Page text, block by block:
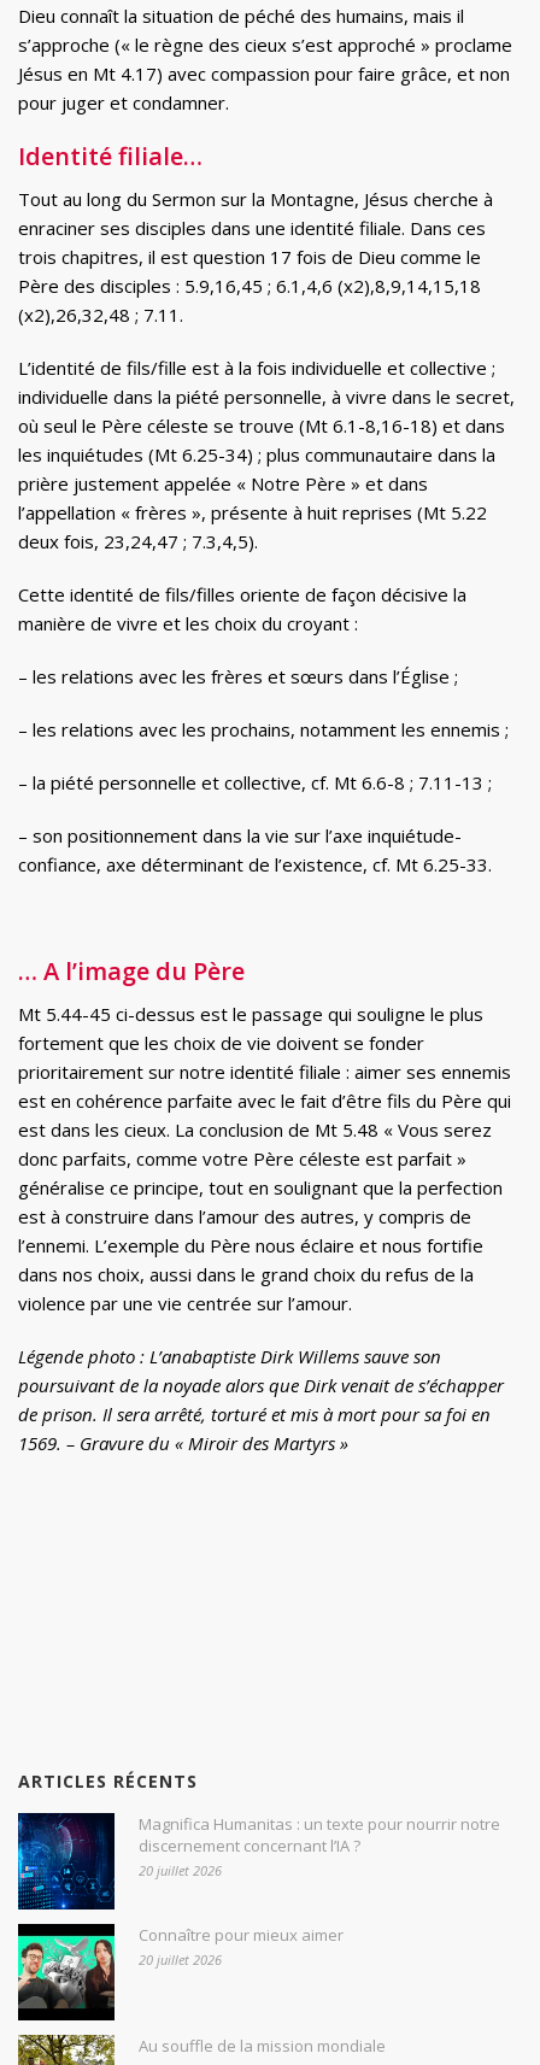
Dieu connaît la situation de péché des humains, mais il
s’approche (« le règne des cieux s’est approché » proclame
Jésus en Mt 4.17) avec compassion pour faire grâce, et non
pour juger et condamner.
Identité filiale…
Tout au long du Sermon sur la Montagne, Jésus cherche à
enraciner ses disciples dans une identité filiale. Dans ces
trois chapitres, il est question 17 fois de Dieu comme le
Père des disciples : 5.9,16,45 ; 6.1,4,6 (x2),8,9,14,15,18
(x2),26,32,48 ; 7.11.
L’identité de fils/fille est à la fois individuelle et collective ;
individuelle dans la piété personnelle, à vivre dans le secret,
où seul le Père céleste se trouve (Mt 6.1-8,16-18) et dans
les inquiétudes (Mt 6.25-34) ; plus communautaire dans la
prière justement appelée « Notre Père » et dans
l’appellation « frères », présente à huit reprises (Mt 5.22
deux fois, 23,24,47 ; 7.3,4,5).
Cette identité de fils/filles oriente de façon décisive la
manière de vivre et les choix du croyant :
– les relations avec les frères et sœurs dans l’Église ;
– les relations avec les prochains, notamment les ennemis ;
– la piété personnelle et collective, cf. Mt 6.6-8 ; 7.11-13 ;
– son positionnement dans la vie sur l’axe inquiétude-
confiance, axe déterminant de l’existence, cf. Mt 6.25-33.
… A l’image du Père
Mt 5.44-45 ci-dessus est le passage qui souligne le plus
fortement que les choix de vie doivent se fonder
prioritairement sur notre identité filiale : aimer ses ennemis
est en cohérence parfaite avec le fait d’être fils du Père qui
est dans les cieux. La conclusion de Mt 5.48 « Vous serez
donc parfaits, comme votre Père céleste est parfait »
généralise ce principe, tout en soulignant que la perfection
est à construire dans l’amour des autres, y compris de
l’ennemi. L’exemple du Père nous éclaire et nous fortifie
dans nos choix, aussi dans le grand choix du refus de la
violence par une vie centrée sur l’amour.
Légende photo : L’anabaptiste Dirk Willems sauve son
poursuivant de la noyade alors que Dirk venait de s’échapper
de prison. Il sera arrêté, torturé et mis à mort pour sa foi en
1569. – Gravure du « Miroir des Martyrs »
ARTICLES RÉCENTS
Magnifica Humanitas : un texte pour nourrir notre
discernement concernant l’IA ?
20 juillet 2026
Connaître pour mieux aimer
20 juillet 2026
Au souffle de la mission mondiale